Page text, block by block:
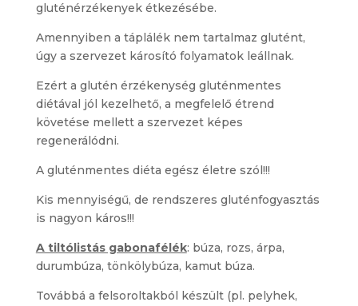
gluténérzékenyek étkezésébe.
Amennyiben a táplálék nem tartalmaz glutént,
úgy a szervezet károsító folyamatok leállnak.
Ezért a glutén érzékenység gluténmentes
diétával jól kezelhető, a megfelelő étrend
követése mellett a szervezet képes
regenerálódni.
A gluténmentes diéta egész életre szól!!!
Kis mennyiségű, de rendszeres gluténfogyasztás
is nagyon káros!!!
A tiltólistás gabonafélék: búza, rozs, árpa,
durumbúza, tönkölybúza, kamut búza.
Továbbá a felsoroltakból készült (pl. pelyhek,